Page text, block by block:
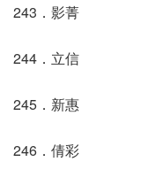
243．影菁
244．立信
245．新惠
246．倩彩